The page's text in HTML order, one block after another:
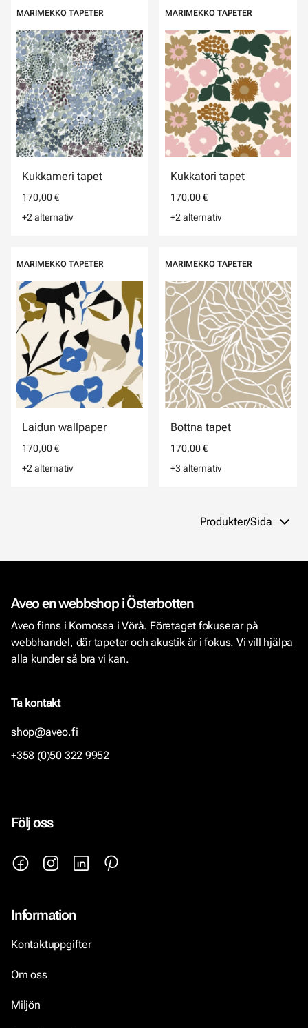
MARIMEKKO TAPETER
Kukkameri tapet
170,00 €
+2 alternativ
MARIMEKKO TAPETER
Kukkatori tapet
170,00 €
+2 alternativ
MARIMEKKO TAPETER
Laidun wallpaper
170,00 €
+2 alternativ
MARIMEKKO TAPETER
Bottna tapet
170,00 €
+3 alternativ
Produkter/Sida
Aveo en webbshop i Österbotten
Aveo finns i Komossa i Vörå. Företaget fokuserar på
webbhandel, där tapeter och akustik är i fokus. Vi vill hjälpa
alla kunder så bra vi kan.
Ta kontakt
shop@aveo.fi
+358 (0)50 322 9952
Följ oss
Information
Kontaktuppgifter
Om oss
Miljön